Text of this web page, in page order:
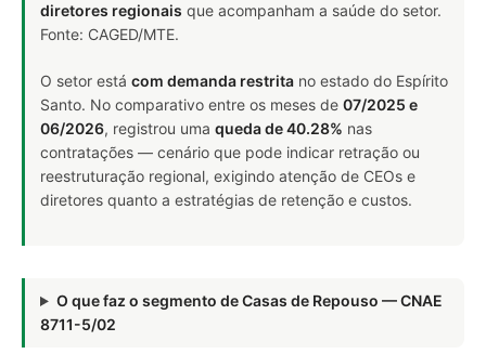
diretores regionais que acompanham a saúde do setor.
Fonte: CAGED/MTE.
O setor está com demanda restrita no estado do Espírito
Santo. No comparativo entre os meses de 07/2025 e
06/2026, registrou uma queda de 40.28% nas
contratações — cenário que pode indicar retração ou
reestruturação regional, exigindo atenção de CEOs e
diretores quanto a estratégias de retenção e custos.
O que faz o segmento de Casas de Repouso — CNAE
8711-5/02